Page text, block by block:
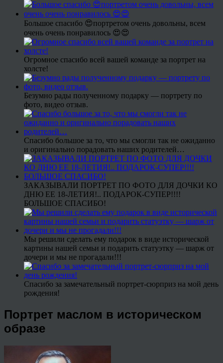
Большое спасибо 😍портретом очень довольны, всем
очень очень понравилось 😍😍
Огромное спасибо всей вашей команде за портрет на
холсте!
Безумно рады полученному подарку — портрету по
фото, видео отзыв.
Спасибо большое за то, что мы смогли так не ожиданно
и оригинально порадовать наших родителей…
ЗАКАЗЫВАЛИ ПОРТРЕТ ПО ФОТО ДЛЯ ДОЧКИ КО
ДНЮ ЕЕ 18-ЛЕТИЯ!.. ПОДАРОК-СУПЕР!!!!
БОЛЬШОЕ СПАСИБО!
Мы решили сделать ему подарок в виде исторической
картины нашей семьи и подарить статуэтку — шарж от
дочери и мы не прогадали!!!
Спасибо за замечательный портрет-сюрприз на мой день
рождения!
Портрет маслом в историческом
образе